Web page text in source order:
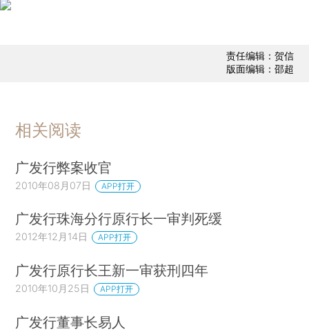
责任编辑：贺信
版面编辑：邵超
相关阅读
广发行弊案收官
2010年08月07日 APP打开
广发行珠海分行原行长一审判死缓
2012年12月14日 APP打开
广发行原行长王新一审获刑四年
2010年10月25日 APP打开
广发行董事长易人